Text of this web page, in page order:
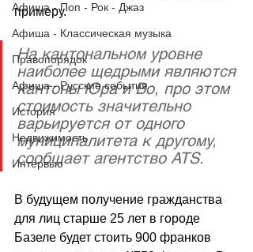
Афиша - Поп - Рок - Джаз
Афиша - Классическая музыка
Правопорядок
Афиша - Русские события
История
Недвижимость
Интервью
примеру.
На кантональном уровне
наиболее щедрыми являются
кантоны Юра и Во, про этом
стоимость значительно
варьируется от одного
муниципалитета к другому,
сообщает агентство ATS.
В будущем получение гражданства
для лиц старше 25 лет в городе
Базеле будет стоить 900 франков